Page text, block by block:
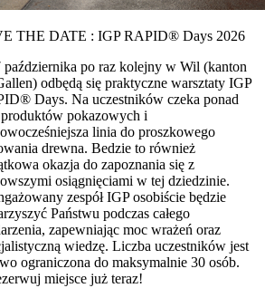
THE DATE : IGP RAPID® Days 2026
października po raz kolejny w Wil (kanton
odbędą się praktyczne warsztaty IGP
Days. Na uczestników czeka ponad
pokazowych i
linia do proszkowego
drewna. Bedzie to również
okazja do zapoznania się z
osiągnięciami w tej dziedzinie.
zespół IGP osobiście będzie
Państwu podczas całego
zapewniając moc wrażeń oraz
wiedzę. Liczba uczestników jest
ograniczona do maksymalnie 30 osób.
miejsce już teraz!